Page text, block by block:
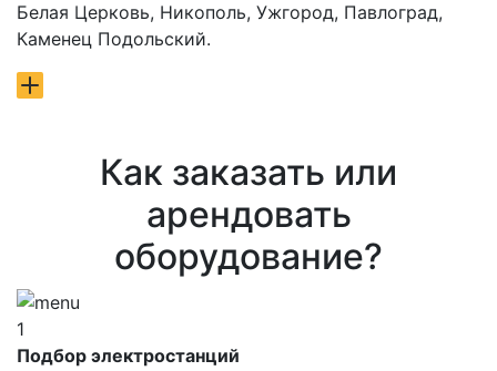
Белая Церковь, Никополь, Ужгород, Павлоград,
Каменец Подольский.
Как заказать или
арендовать
оборудование?
1
Подбор электростанций